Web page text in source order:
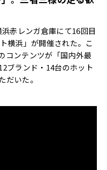
赤レンガ倉庫にて16回目
横浜」が開催された。こ
コンテンツが「国内外最
ブランド・14台のホット
だいた。